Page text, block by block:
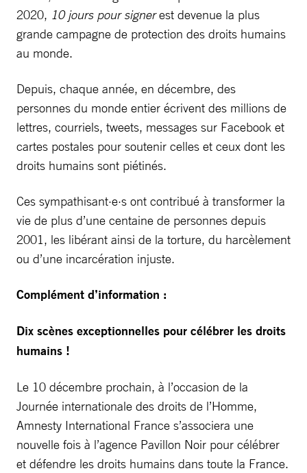
2020, 10 jours pour signerest devenue la plus
grande campagne de protection des droits humains
au monde.
Depuis, chaque année, en décembre, des
personnes du monde entier écrivent des millions de
lettres, courriels, tweets, messages sur Facebook et
cartes postales pour soutenir celles et ceux dont les
droits humains sont piétinés.
Ces sympathisant·e·s ont contribué à transformer la
vie de plus d’une centaine de personnes depuis
2001, les libérant ainsi de la torture, du harcèlement
ou d’une incarcération injuste.
Complément d’information :
Dix scènes exceptionnelles pour célébrer les droits
humains !
Le 10 décembre prochain, à l’occasion de la
Journée internationale des droits de l’Homme,
Amnesty International France s’associera une
nouvelle fois à l’agence Pavillon Noir pour célébrer
et défendre les droits humains dans toute la France.